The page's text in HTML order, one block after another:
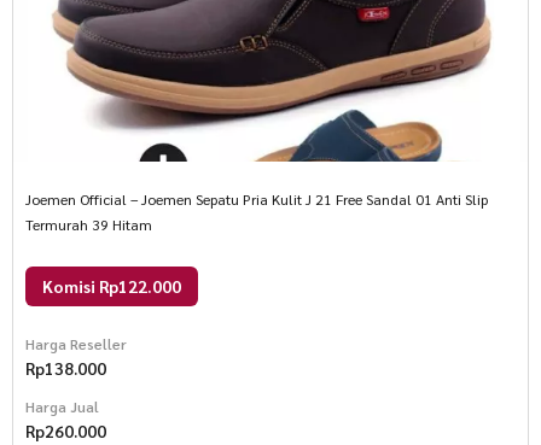
Joemen Official – Joemen Sepatu Pria Kulit J 21 Free Sandal 01 Anti Slip
Termurah 39 Hitam
Komisi Rp122.000
Harga Reseller
Rp138.000
Harga Jual
Rp260.000